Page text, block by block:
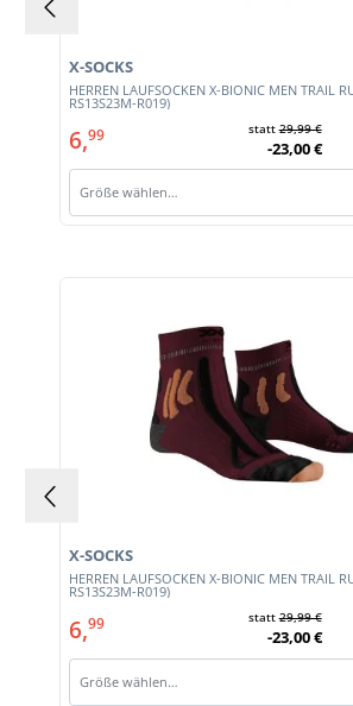
HERREN LAUFSOCKEN X-BIONIC MEN TRAIL
RS13S23M-R019)
X-SOCKS
6,99 statt29,99 €
-23,00 €
Größe wählen…
HERREN LAUFSOCKEN X-BIONIC MEN TRAIL
RS13S23M-R019)
X-SOCKS
6,99 statt29,99 €
-23,00 €
Größe wählen…